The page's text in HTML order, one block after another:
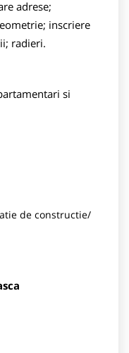
adrese;
inscriere
radieri.
si
de constructie/